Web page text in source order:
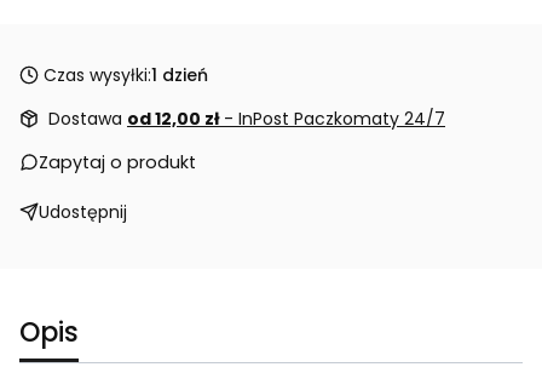
Czas wysyłki:1 dzień
Dostawa od 12,00 zł - InPost Paczkomaty 24/7
Zapytaj o produkt
Udostępnij
Opis